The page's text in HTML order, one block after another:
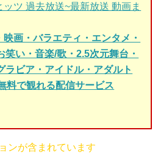
ツ 過去放送~最新放送 動画ま
画・バラエティ・エンタメ・
笑い・音楽/歌・2.5次元舞台・
ラビア・アイドル・アダルト
料で観れる配信サービス
ンが含まれています